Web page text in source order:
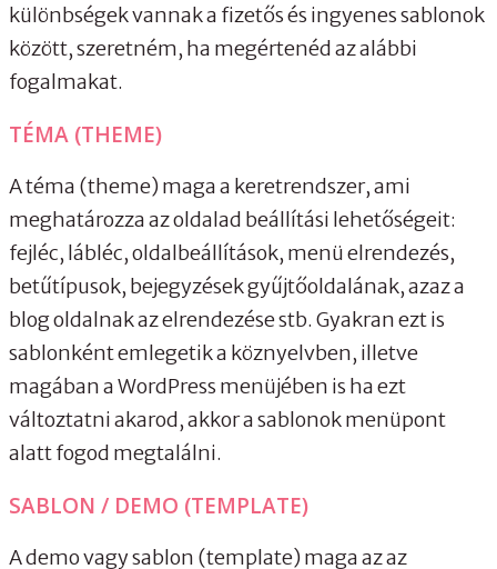
különbségek vannak a fizetős és ingyenes sablonok
között, szeretném, ha megértenéd az alábbi
fogalmakat.
TÉMA (THEME)
A téma (theme) maga a keretrendszer, ami
meghatározza az oldalad beállítási lehetőségeit:
fejléc, lábléc, oldalbeállítások, menü elrendezés,
betűtípusok, bejegyzések gyűjtőoldalának, azaz a
blog oldalnak az elrendezése stb. Gyakran ezt is
sablonként emlegetik a köznyelvben, illetve
magában a WordPress menüjében is ha ezt
változtatni akarod, akkor a sablonok menüpont
alatt fogod megtalálni.
SABLON / DEMO (TEMPLATE)
A demo vagy sablon (template) maga az az